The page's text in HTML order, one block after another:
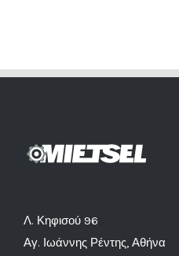
Λ. Κηφισού 96
Αγ. Ιωάννης Ρέντης, Αθήνα